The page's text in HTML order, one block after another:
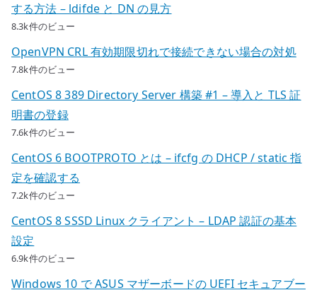
する方法 – ldifde と DN の見方
8.3k件のビュー
OpenVPN CRL 有効期限切れで接続できない場合の対処
7.8k件のビュー
CentOS 8 389 Directory Server 構築 #1 – 導入と TLS 証
明書の登録
7.6k件のビュー
CentOS 6 BOOTPROTO とは – ifcfg の DHCP / static 指
定を確認する
7.2k件のビュー
CentOS 8 SSSD Linux クライアント – LDAP 認証の基本
設定
6.9k件のビュー
Windows 10 で ASUS マザーボードの UEFI セキュアブー